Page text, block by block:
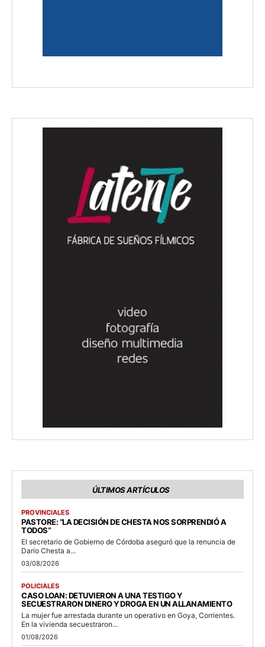
ÚLTIMOS ARTÍCULOS
PROVINCIALES
PASTORE: “LA DECISIÓN DE CHESTA NOS SORPRENDIÓ A
TODOS”
El secretario de Gobierno de Córdoba aseguró que la renuncia de
Darío Chesta a...
03/08/2026
POLICIALES
CASO LOAN: DETUVIERON A UNA TESTIGO Y
SECUESTRARON DINERO Y DROGA EN UN ALLANAMIENTO
La mujer fue arrestada durante un operativo en Goya, Corrientes.
En la vivienda secuestraron...
01/08/2026